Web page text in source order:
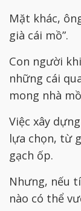
Mặt khác,
già cái mồ”.
Con người
những cái
mong nhà
Việc xây
lựa chọn, từ
gạch ốp.
Nhưng, nếu
nào có thể